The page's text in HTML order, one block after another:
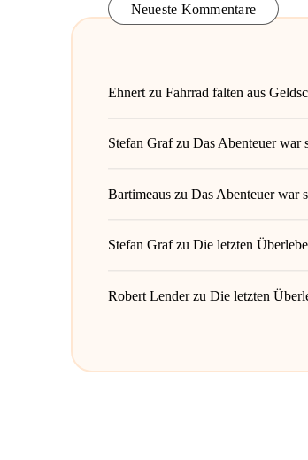
Neueste Kommentare
Ehnertzu Fahrrad falten aus
Stefan Grafzu Das Abenteuer war
Bartimeauszu Das Abenteuer war
Stefan Grafzu Die letzten
Robert Lenderzu Die letzten